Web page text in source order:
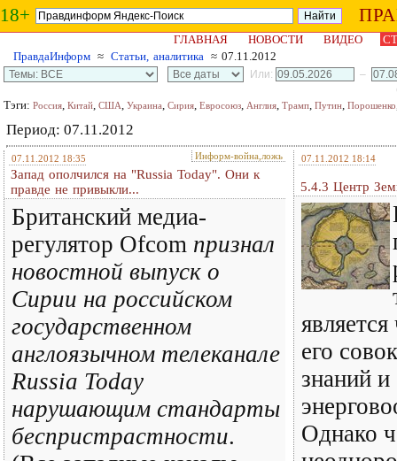
18+
ГЛАВНАЯ НОВОСТИ ВИДЕО
ПравдаИнформ ≈ Статьи, аналитика ≈ 07.11.2012
Или:
–
Тэги: Россия, Китай, США, Украина, Сирия, Евросоюз, Англия, Трамп, Путин, Порошенко
Период: 07.11.2012
07.11.2012 18:35 Информ-война,ложь
Запад ополчился на "Russia Today". Они к
правде не привыкли...
Британский медиа-
регулятор Ofcom признал
новостной выпуск о
Сирии на российском
государственном
англоязычном телеканале
Russia Today
нарушающим стандарты
беспристрастности.
07.11.2012 18:14
5.4.3 Центр
его
знаний и
Однако